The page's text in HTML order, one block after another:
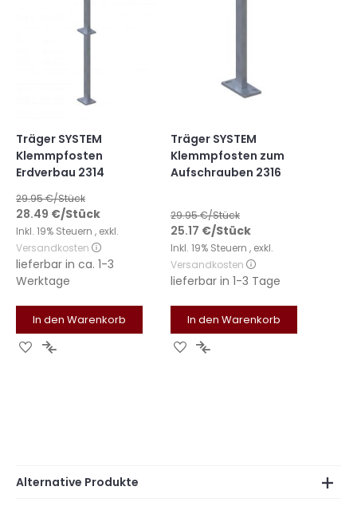
Träger SYSTEM
Klemmpfosten
Erdverbau 2314
29.95€/Stück
28.49 €/Stück
Inkl. 19% Steuern , exkl.
Versandkosten
lieferbar in ca. 1-3
Werktage
In den Warenkorb
Zur Zur
Träger SYSTEM
Klemmpfosten zum
Aufschrauben 2316
29.95€/Stück
25.17 €/Stück
Inkl. 19% Steuern , exkl.
Versandkosten
lieferbar in 1-3 Tage
In den Warenkorb
Zur Zur
Alternative Produkte